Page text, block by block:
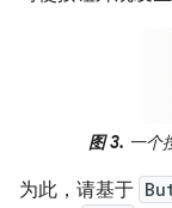
图 3. 一个
为此，请基于